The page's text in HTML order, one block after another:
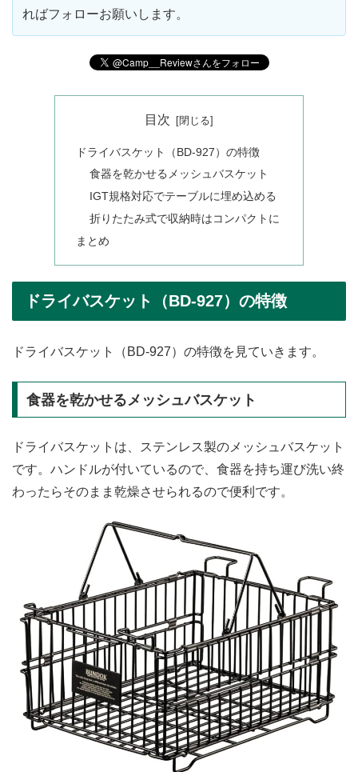
ればフォローお願いします。
目次
ドライバスケット（BD-927）の特徴
食器を乾かせるメッシュバスケット
IGT規格対応でテーブルに埋め込める
折りたたみ式で収納時はコンパクトに
まとめ
ドライバスケット（BD-927）の特徴
ドライバスケット（BD-927）の特徴を見ていきます。
食器を乾かせるメッシュバスケット
ドライバスケットは、ステンレス製のメッシュバスケット
です。ハンドルが付いているので、食器を持ち運び洗い終
わったらそのまま乾燥させられるので便利です。